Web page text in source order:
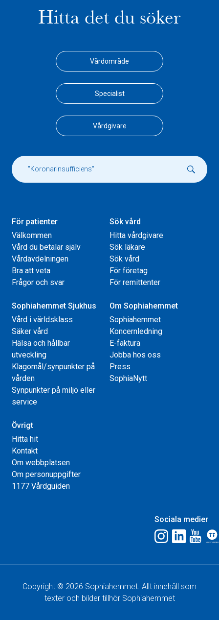
Hitta det du söker
Vårdområde
Specialist
Vårdgivare
För patienter
Välkommen
Vård du betalar själv
Vårdavdelningen
Bra att veta
Frågor och svar
Sök vård
Hitta vårdgivare
Sök läkare
Sök vård
För företag
För remittenter
Sophiahemmet Sjukhus
Vård i världsklass
Säker vård
Hälsa och hållbar
utveckling
Klagomål/synpunkter på
vården
Synpunkter på miljö eller
service
Om Sophiahemmet
Sophiahemmet
Koncernledning
E-faktura
Jobba hos oss
Press
SophiaNytt
Övrigt
Hitta hit
Kontakt
Om webbplatsen
Om personuppgifter
1177 Vårdguiden
Sociala medier
Copyright © 2026 Sophiahemmet. Allt innehåll som
texter och bilder tillhör Sophiahemmet